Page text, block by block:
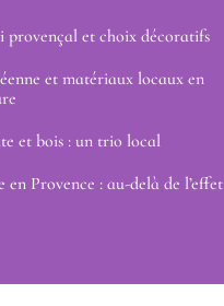
provençal et choix décoratifs
et matériaux locaux en
et bois : un trio local
Provence : au-delà de l’effet